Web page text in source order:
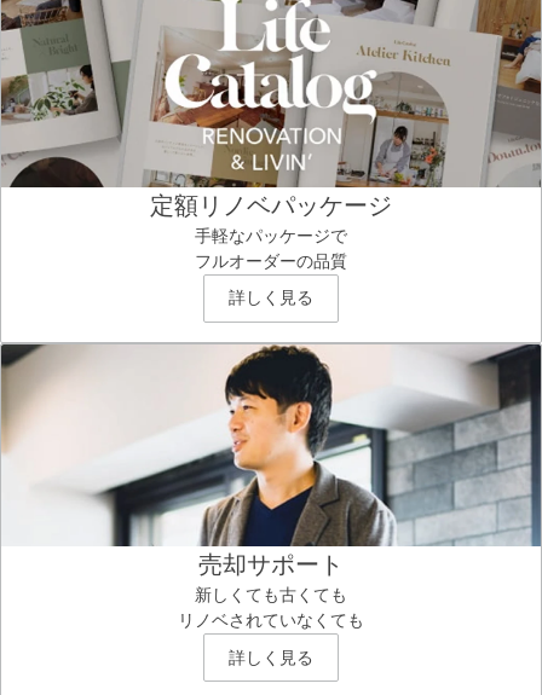
定額リノベパッケージ
手軽なパッケージで
フルオーダーの品質
詳しく見る
売却サポート
新しくても古くても
リノベされていなくても
詳しく見る